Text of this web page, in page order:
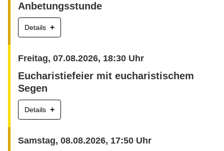
Anbetungsstunde
Details +
Freitag, 07.08.2026, 18:30 Uhr
Eucharistiefeier mit eucharistischem
Segen
Details +
Samstag, 08.08.2026, 17:50 Uhr